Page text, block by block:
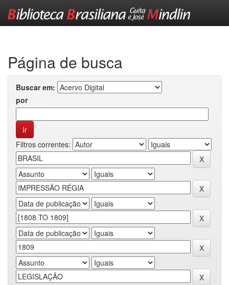
Página de busca
Buscar em:
por
Filtros correntes: